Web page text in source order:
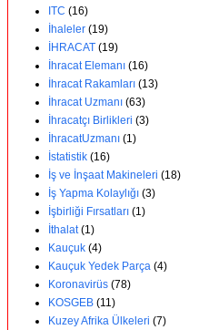
ITC (16)
İhaleler (19)
İHRACAT (19)
İhracat Elemanı (16)
İhracat Rakamları (13)
İhracat Uzmanı (63)
İhracatçı Birlikleri (3)
İhracatUzmanı (1)
İstatistik (16)
İş ve İnşaat Makineleri (18)
İş Yapma Kolaylığı (3)
İşbirliği Fırsatları (1)
İthalat (1)
Kauçuk (4)
Kauçuk Yedek Parça (4)
Koronavirüs (78)
KOSGEB (11)
Kuzey Afrika Ülkeleri (7)